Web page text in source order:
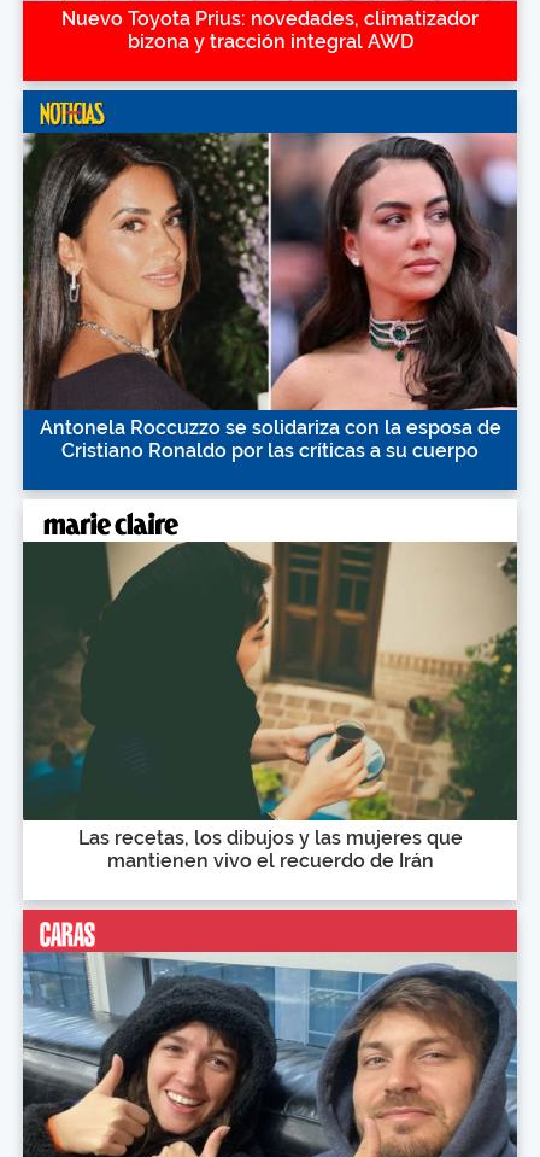
Nuevo Toyota Prius: novedades, climatizador
bizona y tracción integral AWD
Antonela Roccuzzo se solidariza con la esposa de
Cristiano Ronaldo por las críticas a su cuerpo
Las recetas, los dibujos y las mujeres que
mantienen vivo el recuerdo de Irán